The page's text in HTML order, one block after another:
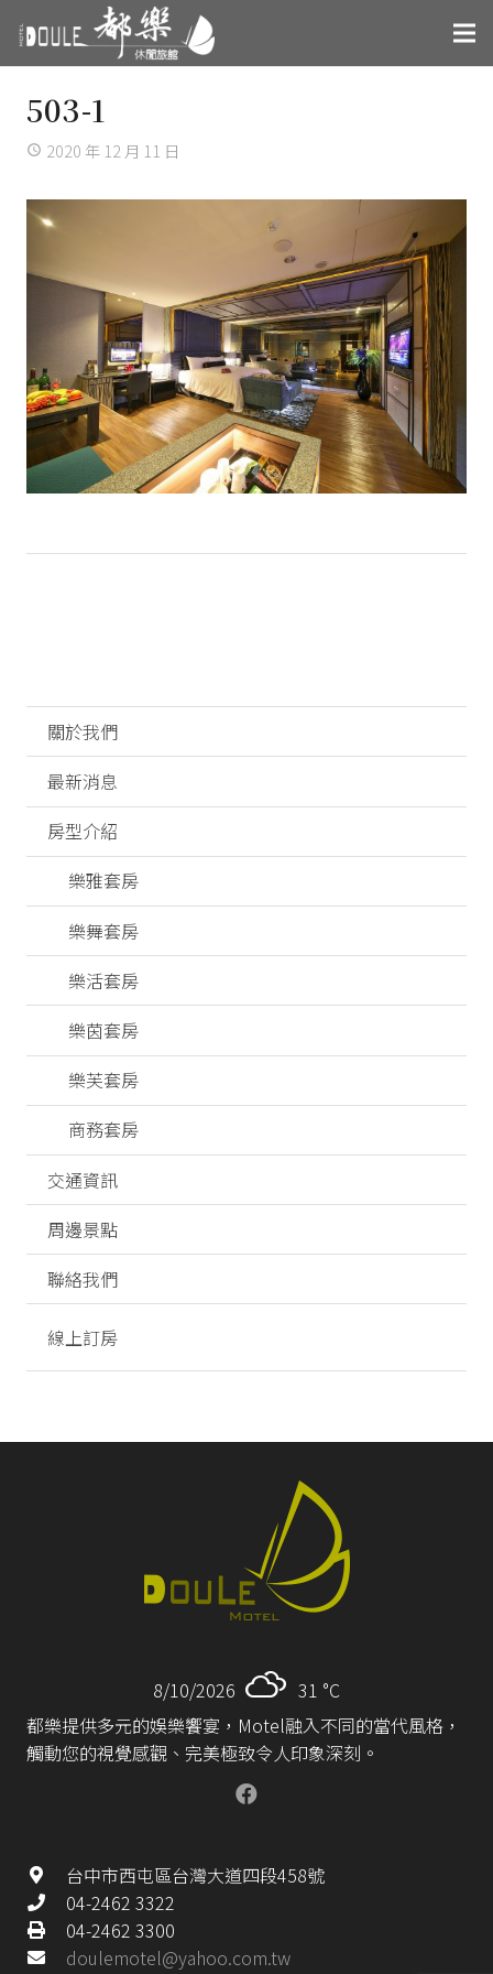
503-1
access_time 2020 年 12 月 11 日
關於我們
最新消息
房型介紹
樂雅套房
樂舞套房
樂活套房
樂茵套房
樂芙套房
商務套房
交通資訊
周邊景點
聯絡我們
線上訂房
8/10/2026 31 °C
都樂提供多元的娛樂饗宴，Motel融入不同的當代風格，
觸動您的視覺感觀、完美極致令人印象深刻。
台中市西屯區台灣大道四段458號
04-2462 3322
04-2462 3300
doulemotel@yahoo.com.tw